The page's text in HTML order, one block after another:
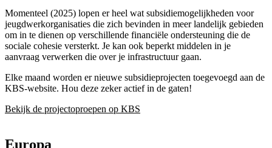
Momenteel (2025) lopen er heel wat subsidiemogelijkheden voor
jeugdwerkorganisaties die zich bevinden in meer landelijk gebieden
om in te dienen op verschillende financiële ondersteuning die de
sociale cohesie versterkt. Je kan ook beperkt middelen in je
aanvraag verwerken die over je infrastructuur gaan.
Elke maand worden er nieuwe subsidieprojecten toegevoegd aan de
KBS-website. Hou deze zeker actief in de gaten!
Bekijk de projectoproepen op KBS
Europa